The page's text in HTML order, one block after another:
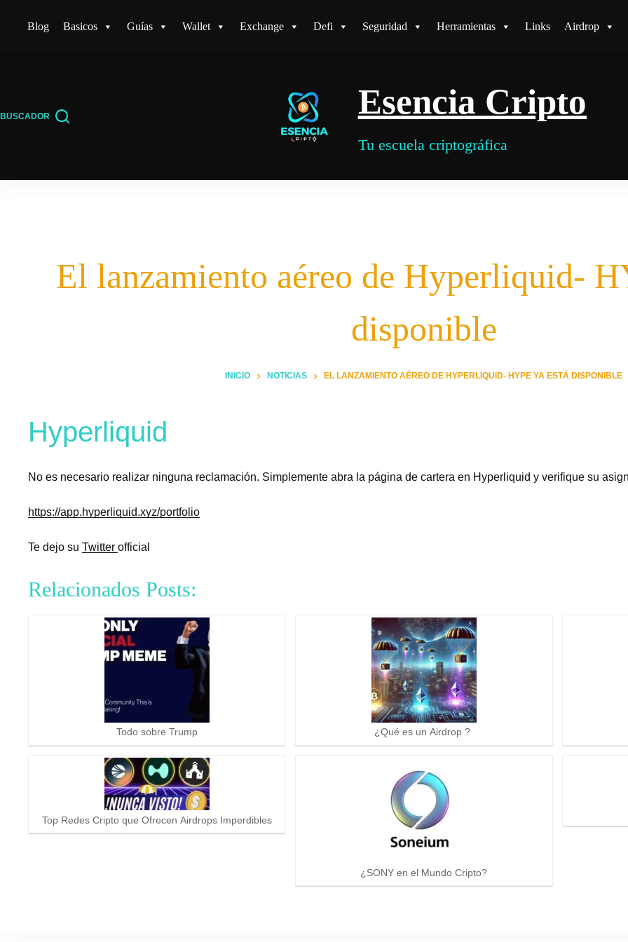
Blog Basicos Guías Wallet Exchange Defi Seguridad Herramientas Links Airdrop
BUSCADOR Esencia Cripto
Tu escuela criptográfica
El lanzamiento aéreo de Hyperliquid-
disponible
INICIO NOTICIAS EL LANZAMIENTO AÉREO DE HYPERLIQUID- HYPE YA ESTÁ DISPONIBLE
Hyperliquid
No es necesario realizar ninguna reclamación. Simplemente abra la página de cartera en Hyperliquid y verifique su
https://app.hyperliquid.xyz/portfolio
Te dejo su Twitter official
Relacionados Posts:
Todo sobre Trump
Top Redes Cripto que Ofrecen Airdrops Imperdibles
¿Qué es un Airdrop ?
¿SONY en el Mundo Cripto?